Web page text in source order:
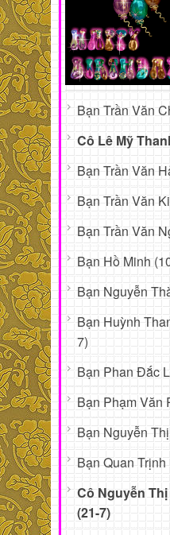
Bạn Trần Văn
Cô Lê Mỹ
Bạn Trần Văn
Bạn Trần Văn
Bạn Trần Văn
Bạn Hồ Minh
Bạn Nguyễn
Bạn Huỳnh
7)
Bạn Phan Đắc
Bạn Phạm Văn
Bạn Nguyễn
Bạn Quan
Cô Nguyễn
(21-7)